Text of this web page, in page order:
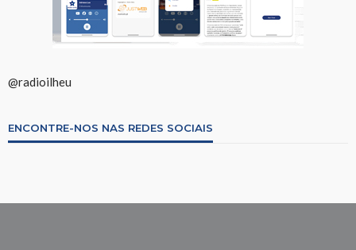
@radioilheu
ENCONTRE-NOS NAS REDES SOCIAIS